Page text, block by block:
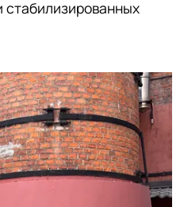
стабилизированных